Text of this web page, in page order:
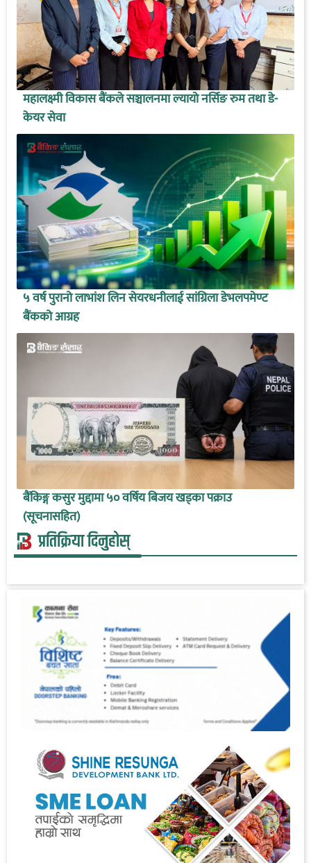
महालक्ष्मी विकास बैंकले सञ्चालनमा ल्यायो नर्सिङ रुम तथा डे-
केयर सेवा
५ वर्ष पुरानो लाभांश लिन सेयरधनीलाई सांग्रिला डेभलपमेण्ट
बैंकको आग्रह
बैंकिङ्ग कसुर मुद्दामा ५० वर्षिय बिजय खड्का पक्राउ
(सूचनासहित)
प्रतिक्रिया दिनुहोस्